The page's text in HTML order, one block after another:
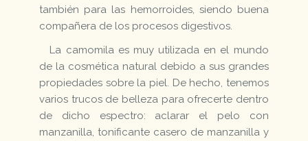
también para las hemorroides, siendo buena
compañera de los procesos digestivos.
La camomila es muy utilizada en el mundo
de la cosmética natural debido a sus grandes
propiedades sobre la piel. De hecho, tenemos
varios trucos de belleza para ofrecerte dentro
de dicho espectro: aclarar el pelo con
manzanilla, tonificante casero de manzanilla y